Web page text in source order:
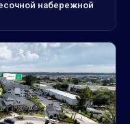
набережной